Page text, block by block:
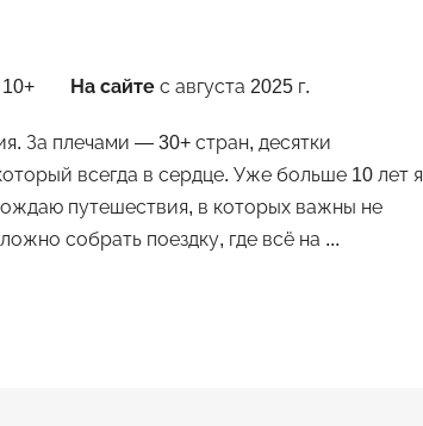
10+ На сайте с августа 2025 г.
За плечами — 30+ стран, десятки
всегда в сердце. Уже больше 10 лет я
путешествия, в которых важны не
собрать поездку, где всё на ...